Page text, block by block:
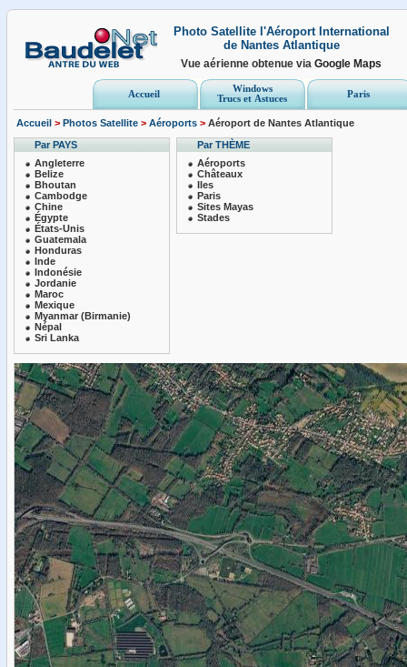
Photo Satellite l'Aéroport International
de Nantes Atlantique
Vue aérienne obtenue viaGoogle Maps
Accueil
Windows
Trucs et Astuces
Paris
Accueil > Photos Satellite > Aéroports > Aéroport de Nantes Atlantique
Par PAYS
Angleterre
Belize
Bhoutan
Cambodge
Chine
Égypte
États-Unis
Guatemala
Honduras
Inde
Indonésie
Jordanie
Maroc
Mexique
Myanmar (Birmanie)
Népal
Sri Lanka
Par THÈME
Aéroports
Châteaux
Iles
Paris
Sites Mayas
Stades